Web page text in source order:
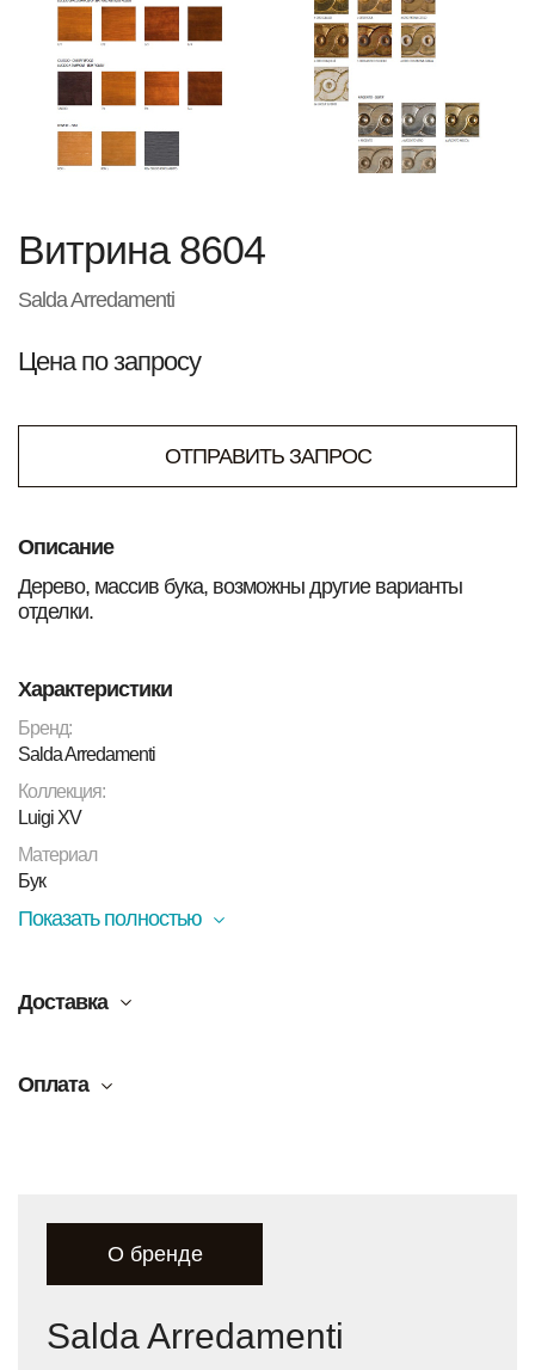
Витрина 8604
Salda Arredamenti
Цена по запросу
ОТПРАВИТЬ ЗАПРОС
Описание
Дерево, массив бука, возможны другие варианты
отделки.
Характеристики
Бренд:
Salda Arredamenti
Коллекция:
Luigi XV
Материал
Бук
Показать полностью
Доставка
Оплата
О бренде
Salda Arredamenti